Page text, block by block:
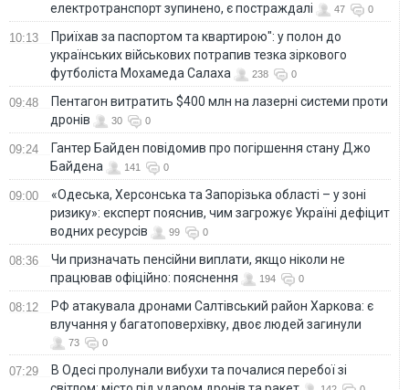
електротранспорт зупинено, є постраждалі
47 0
10:13
Приїхав за паспортом та квартирою": у полон до
українських військових потрапив тезка зіркового
футболіста Мохамеда Салаха
238 0
09:48
Пентагон витратить $400 млн на лазерні системи проти
дронів
30 0
09:24
Гантер Байден повідомив про погіршення стану Джо
Байдена
141 0
09:00
«Одеська, Херсонська та Запорізька області – у зоні
ризику»: експерт пояснив, чим загрожує Україні дефіцит
водних ресурсів
99 0
08:36
Чи призначать пенсійни виплати, якщо ніколи не
працював офіційно: пояснення
194 0
08:12
РФ атакувала дронами Салтівський район Харкова: є
влучання у багатоповерхівку, двоє людей загинули
73 0
07:29
В Одесі пролунали вибухи та почалися перебої зі